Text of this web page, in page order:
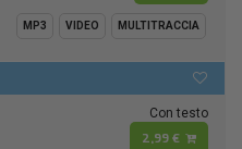
MP3 VIDEO MULTITRACCIA
Con testo
2,99 €